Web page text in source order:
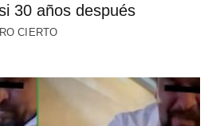
30 años después
CIERTO